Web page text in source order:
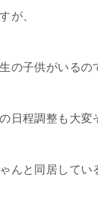
が、
の子供がいるの
日程調整も大変
んと同居してい